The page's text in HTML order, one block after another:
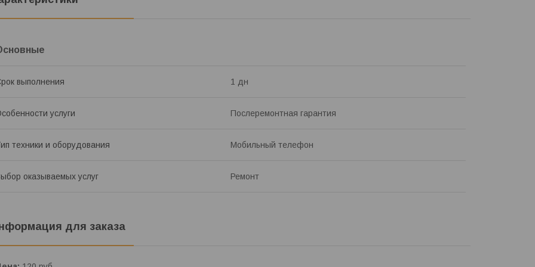
выполнения 1 дн
услуги Послеремонтная гарантия
техники и оборудования Мобильный телефон
оказываемых услуг Ремонт
для заказа